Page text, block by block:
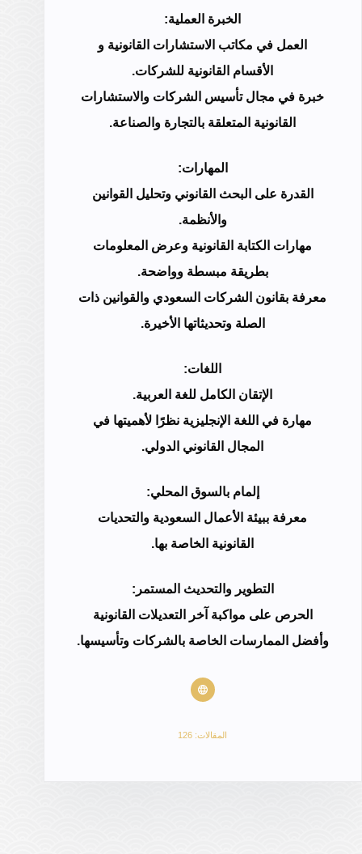
الخبرة العملية:
العمل في مكاتب الاستشارات القانونية و
الأقسام القانونية للشركات.
خبرة في مجال تأسيس الشركات والاستشارات
القانونية المتعلقة بالتجارة والصناعة.
المهارات:
القدرة على البحث القانوني وتحليل القوانين
والأنظمة.
مهارات الكتابة القانونية وعرض المعلومات
بطريقة مبسطة وواضحة.
معرفة بقانون الشركات السعودي والقوانين ذات
الصلة وتحديثاتها الأخيرة.
اللغات:
الإتقان الكامل للغة العربية.
مهارة في اللغة الإنجليزية نظرًا لأهميتها في
المجال القانوني الدولي.
إلمام بالسوق المحلي:
معرفة ببيئة الأعمال السعودية والتحديات
القانونية الخاصة بها.
التطوير والتحديث المستمر:
الحرص على مواكبة آخر التعديلات القانونية
وأفضل الممارسات الخاصة بالشركات وتأسيسها.
المقالات: 126